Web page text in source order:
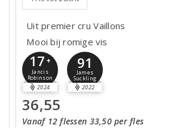
Uit premier cru Vaillons
Mooi bij romige vis
17 +
Jancis
Robinson
2024
91
James
Suckling
2022
36,55
Vanaf 12 flessen 33,50 per fles